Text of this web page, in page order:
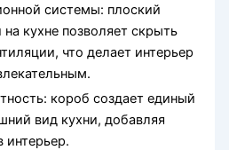
системы: плоский
кухне позволяет скрыть
что делает интерьер
короб создает единый
вид кухни, добавляя
интерьер.